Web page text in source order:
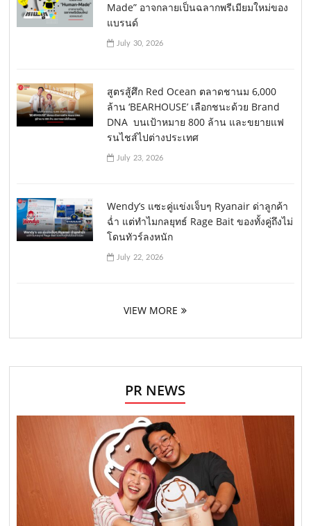
Made” อาจกลายเป็นฉลากพรีเมียมใหม่ของ
แบรนด์
July 30, 2026
สูตรสู้ศึก Red Ocean ตลาดชานม 6,000
ล้าน ‘BEARHOUSE’ เลือกชนะด้วย Brand
DNA บนเป้าหมาย 800 ล้าน และขยายแฟ
รนไชส์ไปต่างประเทศ
July 23, 2026
Wendy’s แซะคู่แข่งเจ็บๆ Ryanair ด่าลูกค้า
ฉ่ำ แต่ทำไมกลยุทธ์ Rage Bait ของทั้งคู่ถึงไม่
โดนทัวร์ลงหนัก
July 22, 2026
VIEW MORE
PR NEWS